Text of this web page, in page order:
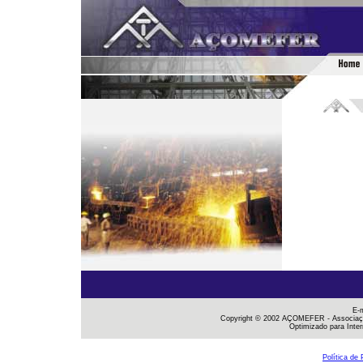
E-
Copyright © 2002 AÇOMEFER -
Optimizado para
Política de